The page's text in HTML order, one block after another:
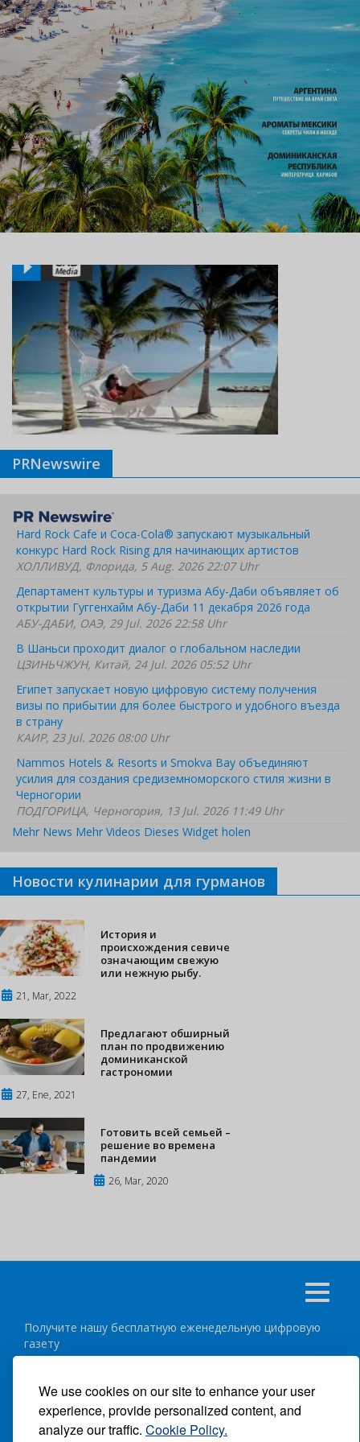
We use cookies on our site to enhance your user
experience, provide personalized content, and
analyze our traffic. Cookie Policy.
PRNewswire
Hard Rock Cafe и Coca-Cola® запускают музыкальный
конкурс Hard Rock Rising для начинающих артистов
ХОЛЛИВУД, Флорида, 5 Aug. 2026 22:07 Uhr
Департамент культуры и туризма Абу-Даби объявляет об
открытии Гуггенхайм Абу-Даби 11 декабря 2026 года
АБУ-ДАБИ, ОАЭ, 29 Jul. 2026 22:58 Uhr
В Шаньси проходит диалог о глобальном наследии
ЦЗИНЬЧЖУН, Китай, 24 Jul. 2026 05:52 Uhr
Египет запускает новую цифровую систему получения
визы по прибытии для более быстрого и удобного въезда
в страну
КАИР, 23 Jul. 2026 08:00 Uhr
Nammos Hotels & Resorts и Smokva Bay объединяют
усилия для создания средиземноморского стиля жизни в
Черногории
ПОДГОРИЦА, Черногория, 13 Jul. 2026 11:49 Uhr
Mehr News Mehr Videos Dieses Widget holen
Новости кулинарии для гурманов
История и
происхождения севиче
означающим свежую
или нежную рыбу.
21, Mar, 2022
Предлагают обширный
план по продвижению
доминиканской
гастрономии
27, Ene, 2021
Готовить всей семьей –
решение во времена
пандемии
26, Mar, 2020
Получите нашу бесплатную еженедельную цифровую
газету
Следуйте за нами: